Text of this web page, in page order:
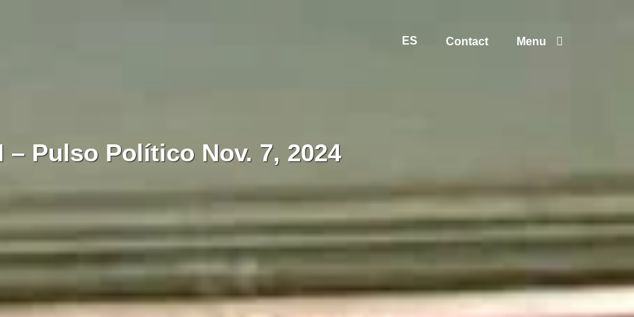
ES Contact Menu
– Pulso Político Nov. 7, 2024